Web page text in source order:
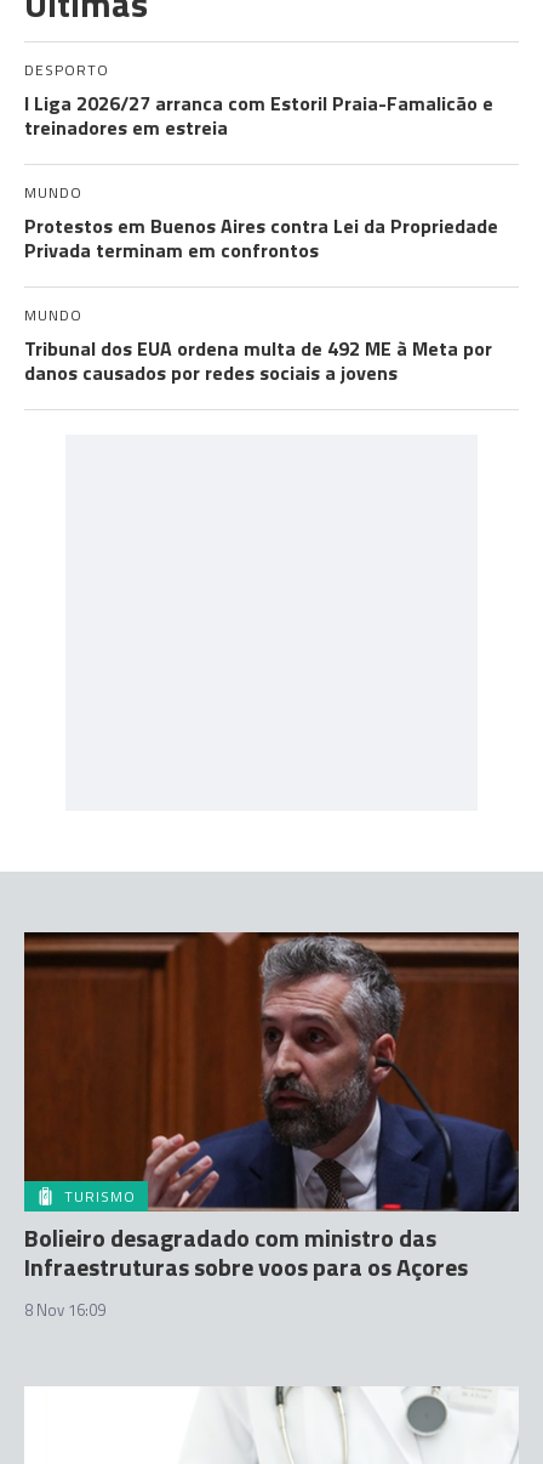
DESPORTO
I Liga 2026/27 arranca com Estoril Praia-Famalicão e
treinadores em estreia
MUNDO
Protestos em Buenos Aires contra Lei da Propriedade
Privada terminam em confrontos
MUNDO
Tribunal dos EUA ordena multa de 492 ME à Meta por
danos causados por redes sociais a jovens
TURISMO
Bolieiro desagradado com ministro das
Infraestruturas sobre voos para os Açores
8 Nov 16:09